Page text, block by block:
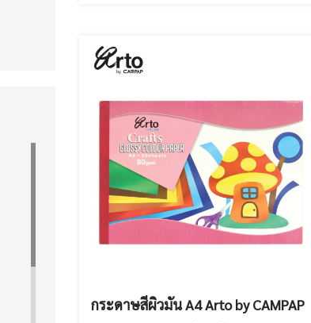
กระดาษสีผิวมัน A4 Arto by CAMPAP